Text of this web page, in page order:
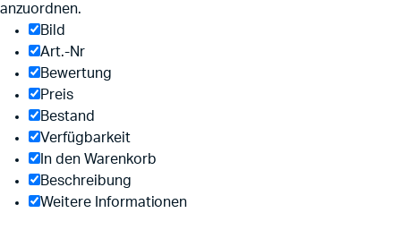
anzuordnen.
Bild
Art.-Nr
Bewertung
Preis
Bestand
Verfügbarkeit
In den Warenkorb
Beschreibung
Weitere Informationen